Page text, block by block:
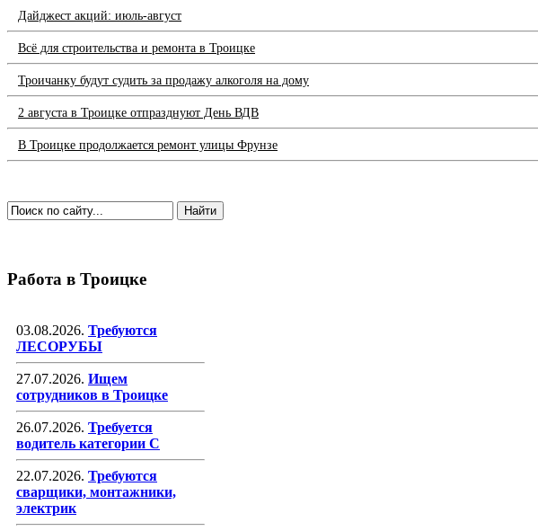
Дайджест акций: июль-август
Всё для строительства и ремонта в Троицке
Троичанку будут судить за продажу алкоголя на дому
2 августа в Троицке отпразднуют День ВДВ
В Троицке продолжается ремонт улицы Фрунзе
Работа в Троицке
03.08.2026. Требуются
ЛЕСОРУБЫ
27.07.2026. Ищем
сотрудников в Троицке
26.07.2026. Требуется
водитель категории С
22.07.2026. Требуются
сварщики, монтажники,
электрик